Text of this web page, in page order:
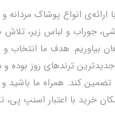
ارائه‌ی انواع پوشاک مردانه و
جوراب و لباس زیر، تلاش
بیاوریم. هدف ما انتخاب
ترندهای روز بوده
تضمین کند. همراه ما
خرید با اعتبار اسنپ